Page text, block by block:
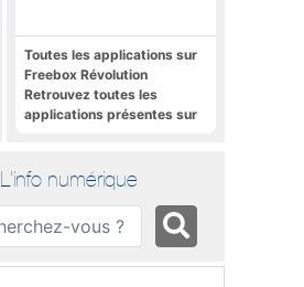
Toutes les applications sur
Freebox Révolution
Retrouvez toutes les
applications présentes sur
L'info numérique